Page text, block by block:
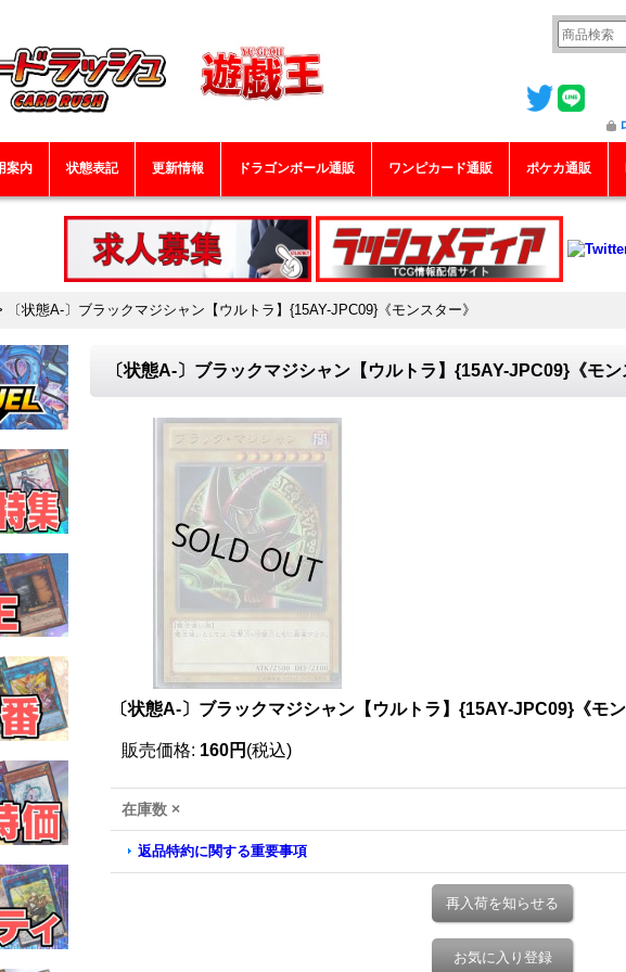
案内 状態表記 更新情報 ドラゴンボール通販 ワンピカード通販 ポケカ通販
〔状態A-〕ブラックマジシャン【ウルトラ】{15AY-JPC09}《モンスター》
〔状態A-〕ブラックマジシャン【ウルトラ】{15AY-JPC09}《モン
〔状態A-〕ブラックマジシャン【ウルトラ】{15AY-JPC09}《モン
販売価格: 160円 (税込)
在庫数 ×
返品特約に関する重要事項
再入荷を知らせる
お気に入り登録